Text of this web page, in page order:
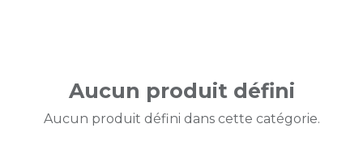
Aucun produit défini
Aucun produit défini dans cette catégorie.